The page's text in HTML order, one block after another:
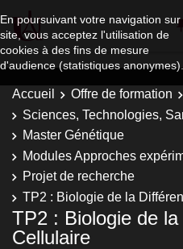
En poursuivant votre navigation sur
site, vous acceptez l'utilisation de
cookies à des fins de mesure
d'audience (statistiques anonymes).
Accueil Offre de formation
Sciences, Technologies,
Master Génétique
Modules Approches
Projet de recherche
TP2 : Biologie de la
TP2 : Biologie de
Cellulaire